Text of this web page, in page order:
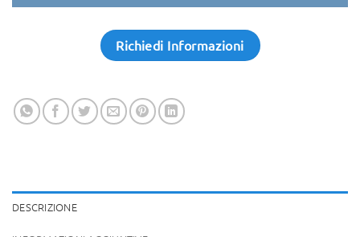
Richiedi Informazioni
DESCRIZIONE